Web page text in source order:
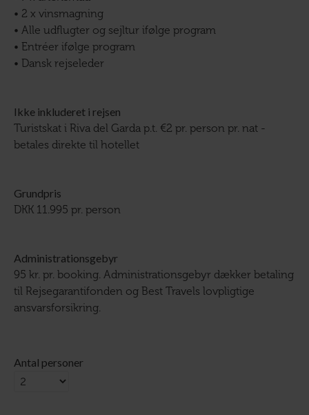
• 2 x vinsmagning
• Alle udflugter og sejltur ifølge program
• Entréer ifølge program
• Dansk rejseleder
Ikke inkluderet i rejsen
Turistskat i Riva del Garda p.t. €2 pr. person pr. nat -
betales direkte til hotellet
Grundpris
DKK 11.995 pr. person
Administrationsgebyr
95 kr. pr. booking. Administrationsgebyr dækker betaling
til Rejsegarantifonden og Best Travels lovpligtige
ansvarsforsikring.
Antal personer